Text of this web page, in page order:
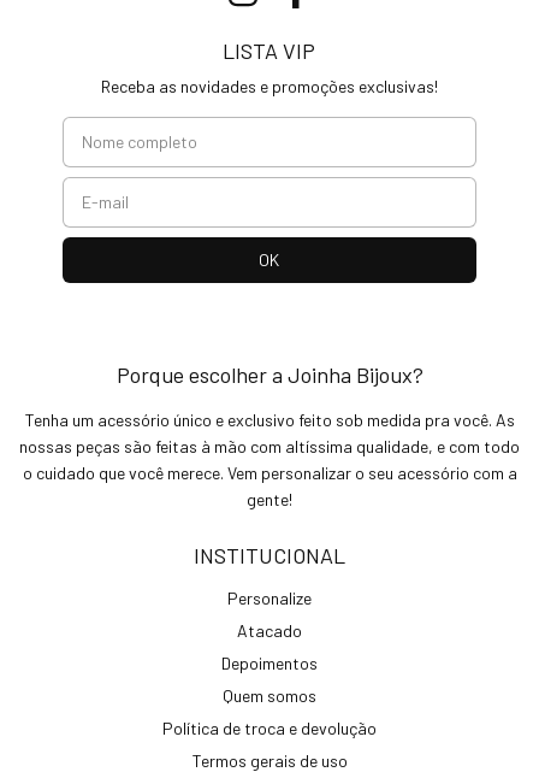
LISTA VIP
Receba as novidades e promoções exclusivas!
Porque escolher a Joinha Bijoux?
Tenha um acessório único e exclusivo feito sob medida pra você. As
nossas peças são feitas à mão com altíssima qualidade, e com todo
o cuidado que você merece. Vem personalizar o seu acessório com a
gente!
INSTITUCIONAL
Personalize
Atacado
Depoimentos
Quem somos
Política de troca e devolução
Termos gerais de uso